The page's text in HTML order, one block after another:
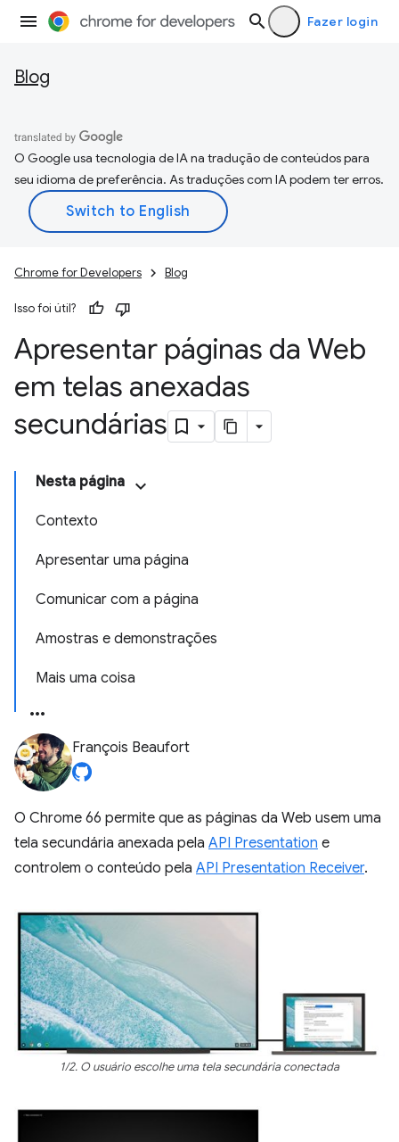
Fazer login
Blog
O Google usa tecnologia de IA na tradução de conteúdos para
seu idioma de preferência. As traduções com IA podem ter erros.
Chrome for Developers Blog
Isso foi útil?
Apresentar páginas da Web
em telas anexadas
secundárias
Nesta página
Contexto
Apresentar uma página
Comunicar com a página
Amostras e demonstrações
Mais uma coisa
François Beaufort
O Chrome 66 permite que as páginas da Web usem uma
tela secundária anexada pela API Presentation e
controlem o conteúdo pela API Presentation Receiver.
1/2. O usuário escolhe uma tela secundária conectada